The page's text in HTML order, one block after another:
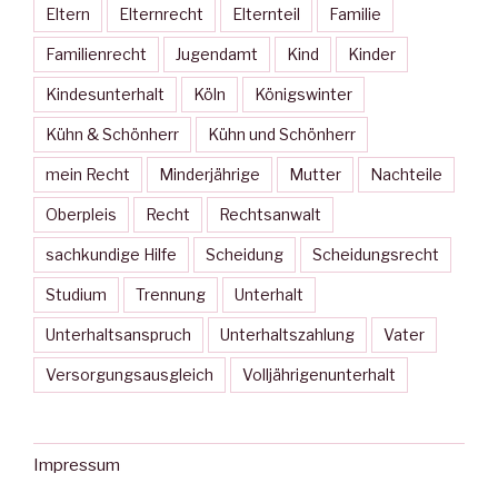
Eltern Elternrecht Elternteil Familie
Familienrecht Jugendamt Kind Kinder
Kindesunterhalt Köln Königswinter
Kühn & Schönherr Kühn und Schönherr
mein Recht Minderjährige Mutter Nachteile
Oberpleis Recht Rechtsanwalt
sachkundige Hilfe Scheidung Scheidungsrecht
Studium Trennung Unterhalt
Unterhaltsanspruch Unterhaltszahlung Vater
Versorgungsausgleich Volljährigenunterhalt
Impressum